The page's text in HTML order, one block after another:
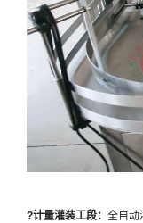
?计量灌装工段： 全自动